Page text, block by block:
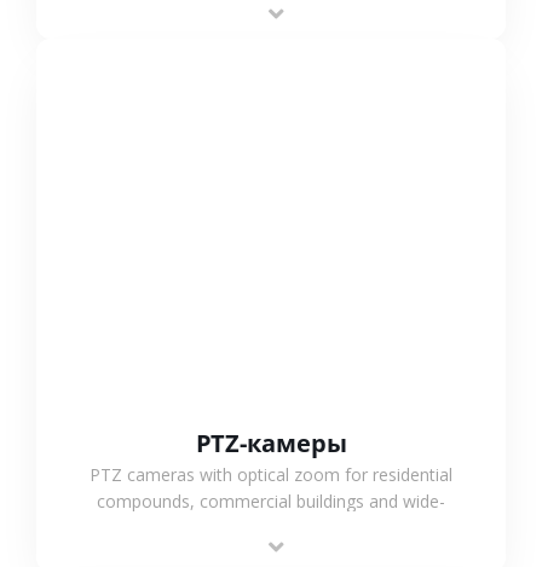
outdoor monitoring.
PTZ-камеры
PTZ cameras with optical zoom for residential
compounds, commercial buildings and wide-
monitoring and flexible coverage.